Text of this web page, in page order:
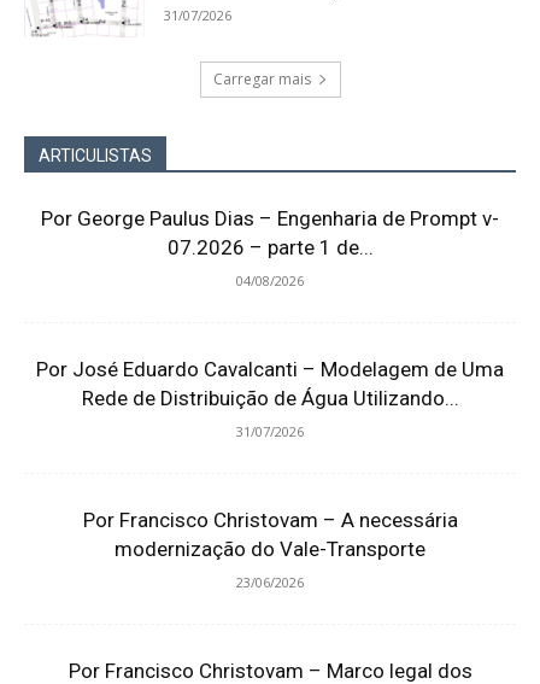
31/07/2026
Carregar mais
ARTICULISTAS
Por George Paulus Dias – Engenharia de Prompt v-
07.2026 – parte 1 de...
04/08/2026
Por José Eduardo Cavalcanti – Modelagem de Uma
Rede de Distribuição de Água Utilizando...
31/07/2026
Por Francisco Christovam – A necessária
modernização do Vale-Transporte
23/06/2026
Por Francisco Christovam – Marco legal dos